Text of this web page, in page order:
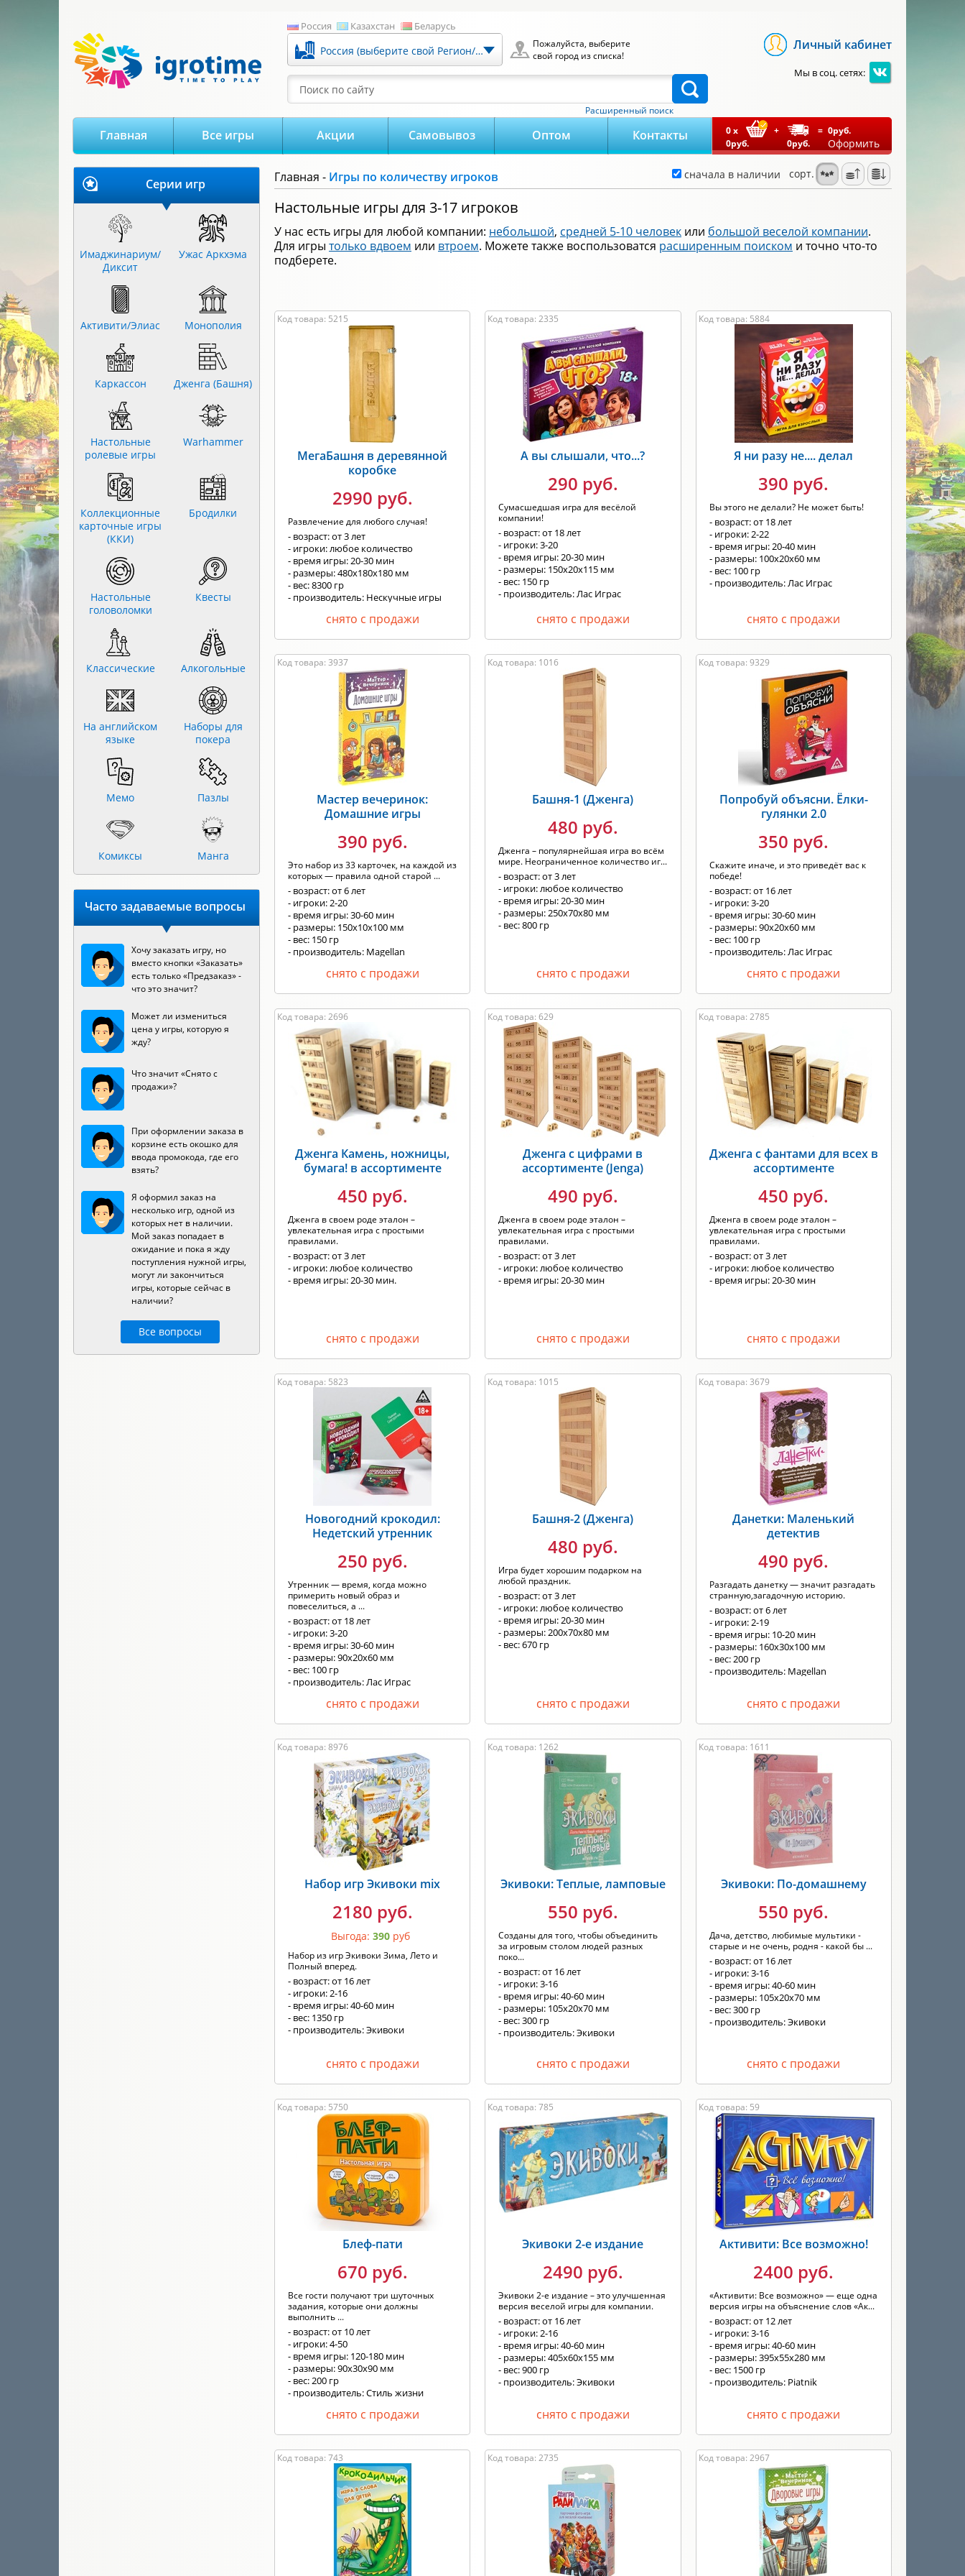
Россия Казахстан Беларусь
Россия (выберите свой Регион/Город)
Пожалуйста, выберите
свой город из списка!
Поиск по сайту
Расширенный поиск
Личный кабинет
Мы в соц. сетях:
Главная Все игры Акции Самовывоз Оптом Контакты 0x
0руб.
+
0руб.
= 0руб.
Оформить
Главная - Игры по количеству игроков сначала в наличии сорт.
Настольные игры для 3-17 игроков
У нас есть игры для любой компании: небольшой, средней 5-10 человек или большой веселой компании.
Для игры только вдвоем или втроем. Можете также воспользоватся расширенным поиском и точно что-то
подберете.
Код товара: 5215
МегаБашня в деревянной
коробке
2990 руб.
Развлечение для любого случая!
- возраст: от 3 лет
- игроки: любое количество
- время игры: 20-30 мин
- размеры: 480x180x180 мм
- вес: 8300 гр
- производитель: Нескучные игры
снято с продажи
Код товара: 2335
А вы слышали, что...?
290 руб.
Сумасшедшая игра для весёлой
компании!
- возраст: от 18 лет
- игроки: 3-20
- время игры: 20-30 мин
- размеры: 150х20х115 мм
- вес: 150 гр
- производитель: Лас Играс
снято с продажи
Код товара: 5884
Я ни разу не.... делал
390 руб.
Вы этого не делали? Не может быть!
- возраст: от 18 лет
- игроки: 2-22
- время игры: 20-40 мин
- размеры: 100х20х60 мм
- вес: 100 гр
- производитель: Лас Играс
снято с продажи
Код товара: 3937
Мастер вечеринок:
Домашние игры
390 руб.
Это набор из 33 карточек, на каждой из
которых — правила одной старой ...
- возраст: от 6 лет
- игроки: 2-20
- время игры: 30-60 мин
- размеры: 150х10х100 мм
- вес: 150 гр
- производитель: Magellan
снято с продажи
Код товара: 1016
Башня-1 (Дженга)
480 руб.
Дженга – популярнейшая игра во всём
мире. Неограниченное количество иг...
- возраст: от 3 лет
- игроки: любое количество
- время игры: 20-30 мин
- размеры: 250x70x80 мм
- вес: 800 гр
снято с продажи
Код товара: 9329
Попробуй объясни. Ёлки-
гулянки 2.0
350 руб.
Скажите иначе, и это приведёт вас к
победе!
- возраст: от 16 лет
- игроки: 3-20
- время игры: 30-60 мин
- размеры: 90х20х60 мм
- вес: 100 гр
- производитель: Лас Играс
снято с продажи
Код товара: 2696
Дженга Камень, ножницы,
бумага! в ассортименте
450 руб.
Дженга в своем роде эталон –
увлекательная игра с простыми
правилами.
- возраст: от 3 лет
- игроки: любое количество
- время игры: 20-30 мин.
снято с продажи
Код товара: 629
Дженга с цифрами в
ассортименте (Jenga)
490 руб.
Дженга в своем роде эталон –
увлекательная игра с простыми
правилами.
- возраст: от 3 лет
- игроки: любое количество
- время игры: 20-30 мин
снято с продажи
Код товара: 2785
Дженга с фантами для всех в
ассортименте
450 руб.
Дженга в своем роде эталон –
увлекательная игра с простыми
правилами.
- возраст: от 3 лет
- игроки: любое количество
- время игры: 20-30 мин
снято с продажи
Код товара: 5823
Новогодний крокодил:
Недетский утренник
250 руб.
Утренник — время, когда можно
примерить новый образ и
повеселиться, а ...
- возраст: от 18 лет
- игроки: 3-20
- время игры: 30-60 мин
- размеры: 90х20х60 мм
- вес: 100 гр
- производитель: Лас Играс
снято с продажи
Код товара: 1015
Башня-2 (Дженга)
480 руб.
Игра будет хорошим подарком на
любой праздник.
- возраст: от 3 лет
- игроки: любое количество
- время игры: 20-30 мин
- размеры: 200x70x80 мм
- вес: 670 гр
снято с продажи
Код товара: 3679
Данетки: Маленький
детектив
490 руб.
Разгадать данетку — значит разгадать
странную,загадочную историю.
- возраст: от 6 лет
- игроки: 2-19
- время игры: 10-20 мин
- размеры: 160x30x100 мм
- вес: 200 гр
- производитель: Magellan
снято с продажи
Код товара: 8976
Набор игр Экивоки mix
2180 руб.
Выгода: 390руб
Набор из игр Экивоки Зима, Лето и
Полный вперед.
- возраст: от 16 лет
- игроки: 2-16
- время игры: 40-60 мин
- вес: 1350 гр
- производитель: Экивоки
снято с продажи
Код товара: 1262
Экивоки: Теплые, ламповые
550 руб.
Созданы для того, чтобы объединить
за игровым столом людей разных
поко...
- возраст: от 16 лет
- игроки: 3-16
- время игры: 40-60 мин
- размеры: 105х20х70 мм
- вес: 300 гр
- производитель: Экивоки
снято с продажи
Код товара: 1611
Экивоки: По-домашнему
550 руб.
Дача, детство, любимые мультики -
старые и не очень, родня - какой бы ...
- возраст: от 16 лет
- игроки: 3-16
- время игры: 40-60 мин
- размеры: 105х20х70 мм
- вес: 300 гр
- производитель: Экивоки
снято с продажи
Код товара: 5750
Блеф-пати
670 руб.
Все гости получают три шуточных
задания, которые они должны
выполнить ...
- возраст: от 10 лет
- игроки: 4-50
- время игры: 120-180 мин
- размеры: 90х30x90 мм
- вес: 200 гр
- производитель: Стиль жизни
снято с продажи
Код товара: 785
Экивоки 2-е издание
2490 руб.
Экивоки 2-е издание – это улучшенная
версия веселой игры для компании.
- возраст: от 16 лет
- игроки: 2-16
- время игры: 40-60 мин
- размеры: 405x60x155 мм
- вес: 900 гр
- производитель: Экивоки
снято с продажи
Код товара: 59
Активити: Все возможно!
2400 руб.
«Активити: Все возможно» — еще одна
версия игры на объяснение слов «Ак...
- возраст: от 12 лет
- игроки: 3-16
- время игры: 40-60 мин
- размеры: 395x55x280 мм
- вес: 1500 гр
- производитель: Piatnik
снято с продажи
Код товара: 743 Код товара: 2735 Код товара: 2967
Серии игр
Имаджинариум/
Диксит
Ужас Аркхэма
Активити/Элиас Монополия
Каркассон Дженга (Башня)
Настольные
ролевые игры
Warhammer
Коллекционные
карточные игры
(ККИ)
Бродилки
Настольные
головоломки
Квесты
Классические Алкогольные
На английском
языке
Наборы для
покера
Мемо Пазлы
Комиксы Манга
Часто задаваемые вопросы
Хочу заказать игру, но
вместо кнопки «Заказать»
есть только «Предзаказ» -
что это значит?
Может ли измениться
цена у игры, которую я
жду?
Что значит «Снято с
продажи»?
При оформлении заказа в
корзине есть окошко для
ввода промокода, где его
взять?
Я оформил заказ на
несколько игр, одной из
которых нет в наличии.
Мой заказ попадает в
ожидание и пока я жду
поступления нужной игры,
могут ли закончиться
игры, которые сейчас в
наличии?
Все вопросы